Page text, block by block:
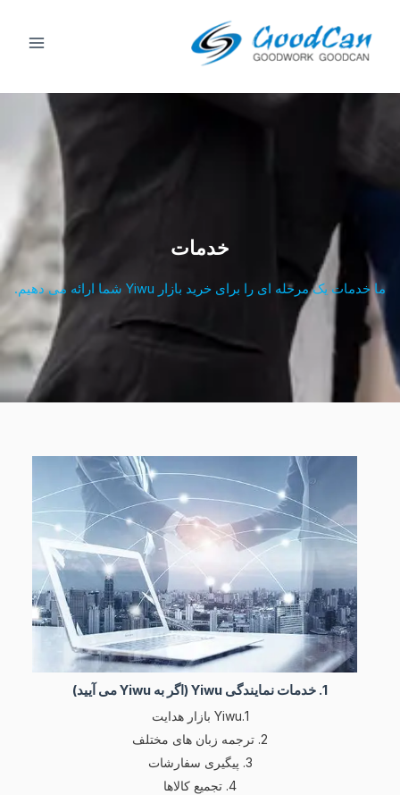
پخش
خدمات
ما خدمات یک مرحله ای را برای خرید بازار Yiwu شما ارائه می دهیم.
1. خدمات نمایندگی Yiwu (اگر به Yiwu می آیید)
1.Yiwu بازار هدایت
2. ترجمه زبان های مختلف
3. پیگیری سفارشات
4. تجمیع کالاها